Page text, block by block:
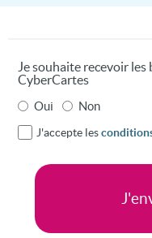
Je souhaite recevoir
CyberCartes
Oui Non
J'accepte les